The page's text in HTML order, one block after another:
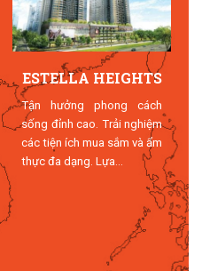
ESTELLA HEIGHTS
Tận hưởng phong cách
sống đỉnh cao. Trải nghiệm
các tiện ích mua sắm và ẩm
thực đa dạng. Lựa...